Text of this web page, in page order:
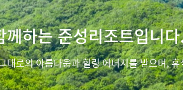
께하는 준성리조트입니
로의 아름다움과 힐링 에너지를 받으며,